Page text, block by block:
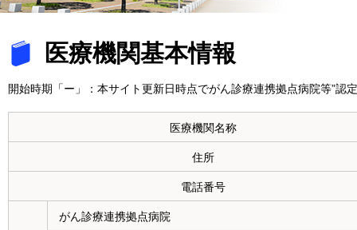
医療機関基本情報
開始時期「ー」：本サイト更新日時点でがん診療連携拠点病院等”認
医療機関名称
住所
電話番号
がん診療連携拠点病院